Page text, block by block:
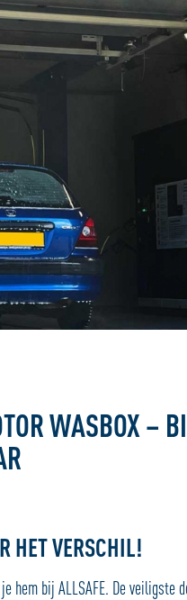
WASBOX –
HET VERSCHIL!
hem bij ALLSAFE. De veiligste